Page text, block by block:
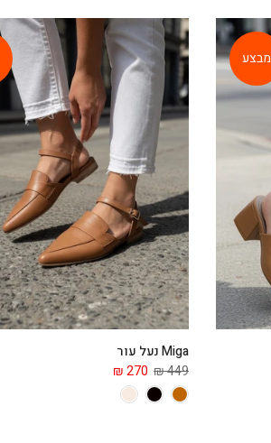
מבצע
Miga נעל עור
449 ₪
270 ₪